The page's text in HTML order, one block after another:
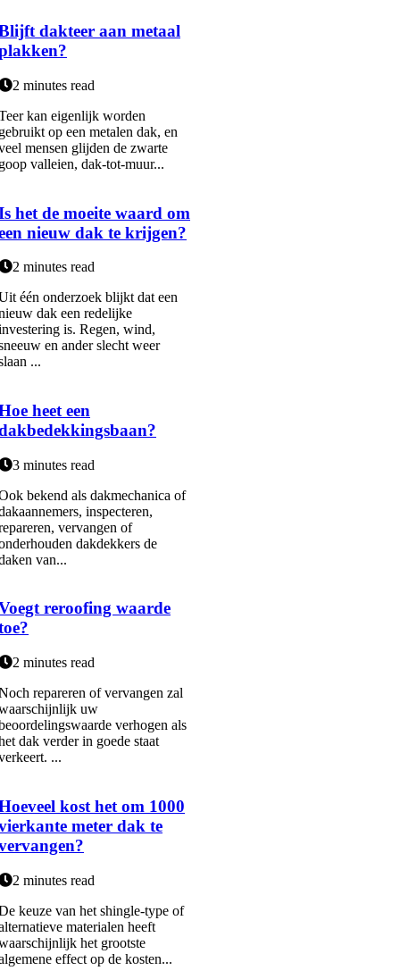
dakteer aan metaal
2 minutes read
kan eigenlijk worden
op een metalen dak, en
mensen glijden de zwarte
valleien, dak-tot-muur...
het de moeite waard om
nieuw dak te krijgen?
2 minutes read
één onderzoek blijkt dat een
dak een redelijke
is. Regen, wind,
en ander slecht weer
...
heet een
3 minutes read
bekend als dakmechanica of
inspecteren,
vervangen of
dakdekkers de
van...
reroofing waarde
2 minutes read
repareren of vervangen zal
uw
verhogen als
dak verder in goede staat
...
kost het om 1000
meter dak te
2 minutes read
keuze van het shingle-type of
materialen heeft
het grootste
effect op de kosten...